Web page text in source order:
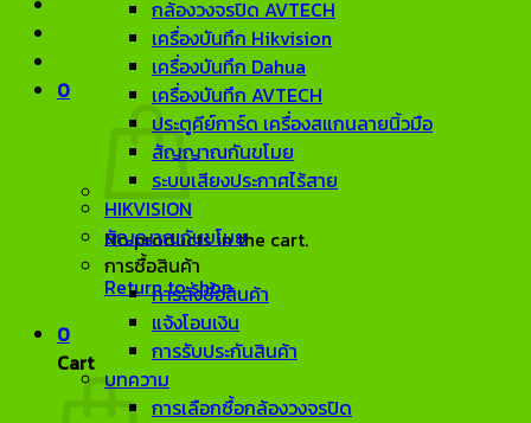
0
No products in the cart.
Return to shop
0
Cart
กล้องวงจรปิด AVTECH
เครื่องบันทึก Hikvision
เครื่องบันทึก Dahua
เครื่องบันทึก AVTECH
ประตูคีย์การ์ด เครื่องสแกนลายนิ้วมือ
สัญญาณกันขโมย
ระบบเสียงประกาศไร้สาย
HIKVISION
สัญญาณกันขโมย
การซื้อสินค้า
การสั่งซื้อสินค้า
แจ้งโอนเงิน
การรับประกันสินค้า
บทความ
การเลือกซื้อกล้องวงจรปิด